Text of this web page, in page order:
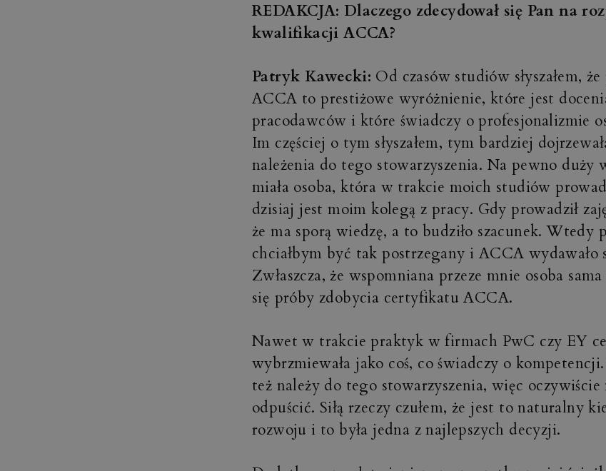
REDAKCJA: Dlaczego zdecydował się Pan na
kwalifikacji ACCA?
Patryk Kawecki: Od czasów studiów słyszałem,
ACCA to prestiżowe wyróżnienie, które jest
pracodawców i które świadczy o profesjonalizmie
Im częściej o tym słyszałem, tym bardziej
należenia do tego stowarzyszenia. Na pewno duży
miała osoba, która w trakcie moich studiów
dzisiaj jest moim kolegą z pracy. Gdy prowadził
że ma sporą wiedzę, a to budziło szacunek.Wtedy
chciałbym być tak postrzegany i ACCA wydawało
Zwłaszcza, że wspomniana przeze mnie osoba
się próby zdobycia certyfikatu ACCA.
Nawet w trakcie praktyk w firmach PwC czy EY
wybrzmiewała jako coś, co świadczy o
też należy do tego stowarzyszenia, więc oczywiście
odpuścić. Siłą rzeczy czułem, że jest to naturalny
rozwoju i to była jedna z najlepszych decyzji.